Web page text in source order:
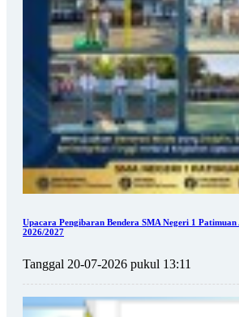
Upacara Pengibaran Bendera SMA Negeri 1
2026/2027
Tanggal 20-07-2026 pukul 13:11